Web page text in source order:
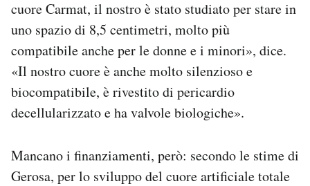
cuore Carmat, il nostro è stato studiato per stare in
uno spazio di 8,5 centimetri, molto più
compatibile anche per le donne e i minori», dice.
«Il nostro cuore è anche molto silenzioso e
biocompatibile, è rivestito di pericardio
decellularizzato e ha valvole biologiche».
Mancano i finanziamenti, però: secondo le stime di
Gerosa, per lo sviluppo del cuore artificiale totale